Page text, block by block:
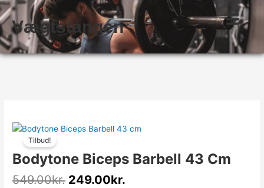
Gå
til
indholdet
Vægtstangen
Tilbud!
Bodytone Biceps Barbell 43 Cm
549.00kr.
Den
pris
var:
549.00kr..
249.00kr.
Den
pris
er: